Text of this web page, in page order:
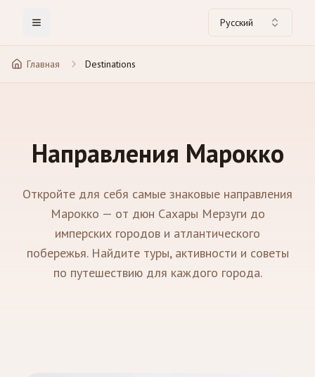
Toggle Menu Русский
Главная Destinations
Направления Марокко
Откройте для себя самые знаковые направления
Марокко — от дюн Сахары Мерзуги до
имперских городов и атлантического
побережья. Найдите туры, активности и советы
по путешествию для каждого города.